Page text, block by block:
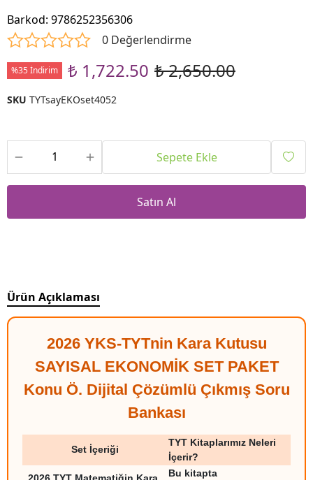
Barkod: 9786252356306
0 Değerlendirme
%35 İndirim ₺ 1,722.50 ₺ 2,650.00
SKU TYTsayEKOset4052
Sepete Ekle
Satın Al
Ürün Açıklaması
2026 YKS-TYTnin Kara Kutusu
SAYISAL EKONOMİK SET PAKET
Konu Ö. Dijital Çözümlü Çıkmış Soru
Bankası
Set İçeriği
TYT Kitaplarımız Neleri
İçerir?
Bu kitapta